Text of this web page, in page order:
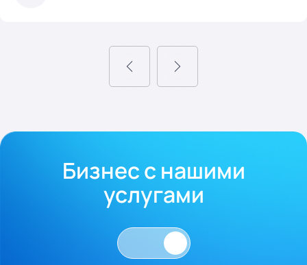
Бизнес с нашими
услугами